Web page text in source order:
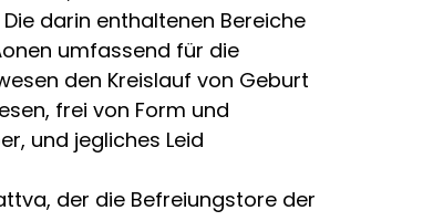
darin enthaltenen Bereiche
umfassend für die
den Kreislauf von Geburt
frei von Form und
und jegliches Leid
der die Befreiungstore der